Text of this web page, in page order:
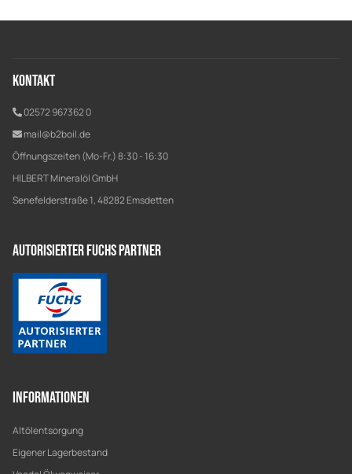
Kontakt
02572 967362 0
mail@b2boil.de
Öffnungszeiten (Mo-Fr.) 8:30 - 16:30
HILBERT Mineralöl GmbH
Senefelderstraße 1, 48282 Emsdetten
Autorisierter Fuchs Partner
Informationen
Altölentsorgung
Eigener Lagerbestand